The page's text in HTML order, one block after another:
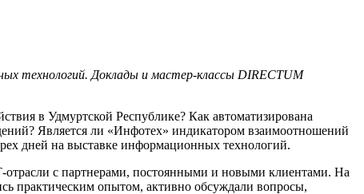
технологий. Доклады и мастер-классы DIRECTUM
в Удмуртской Республике? Как автоматизирована
Является ли «Инфотех» индикатором взаимоотношений
дней на выставке информационных технологий.
отрасли с партнерами, постоянными и новыми клиентами. На
практическим опытом, активно обсуждали вопросы,